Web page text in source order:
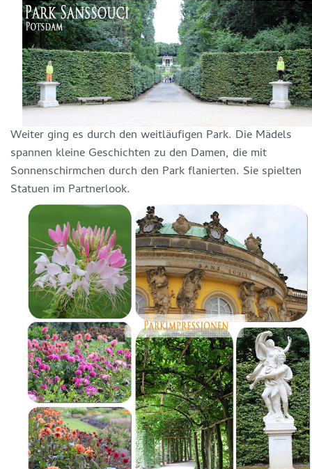
Weiter ging es durch den weitläufigen Park. Die Mädels
spannen kleine Geschichten zu den Damen, die mit
Sonnenschirmchen durch den Park flanierten. Sie spielten
Statuen im Partnerlook.